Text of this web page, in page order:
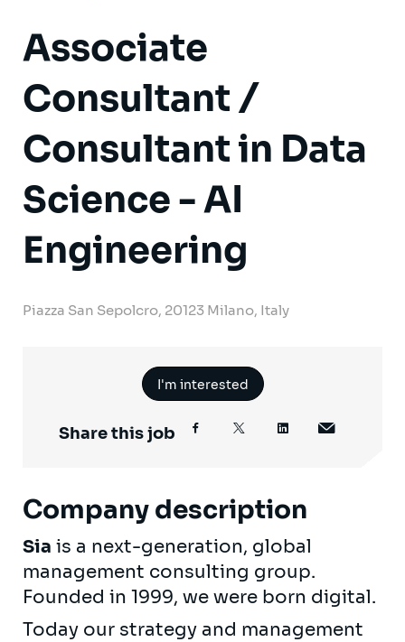
Associate
Consultant /
Consultant in Data
Science - AI
Engineering
Piazza San Sepolcro, 20123 Milano, Italy
I'm interested
Share this job
Company description
Sia is a next-generation, global
management consulting group.
Founded in 1999, we were born digital.
Today our strategy and management